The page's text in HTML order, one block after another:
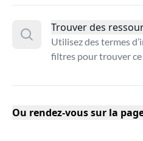
Trouver des
Utilisez des termes
filtres pour trouver
Ou rendez-vous sur la